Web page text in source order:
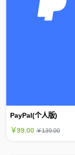
PayPal(个人版)
￥99.00 ￥139.00